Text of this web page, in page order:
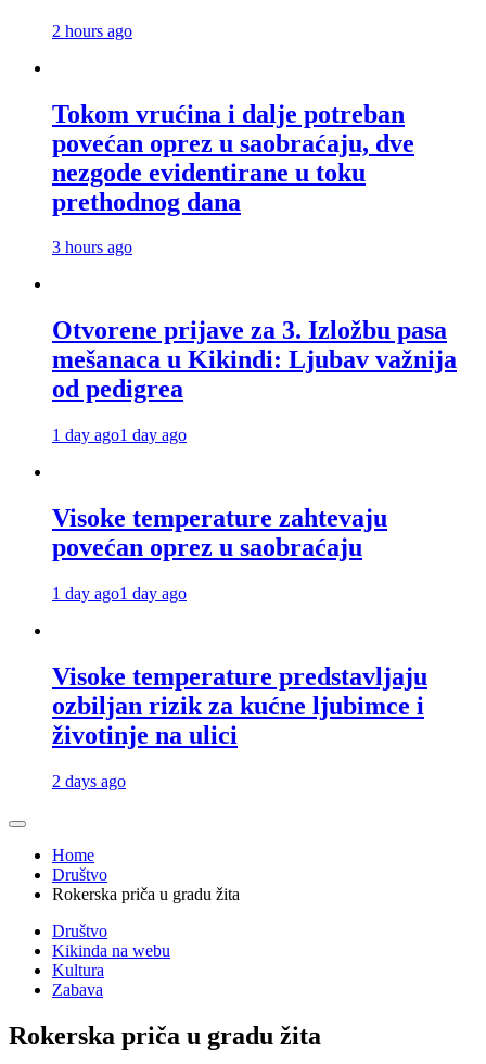
2 hours ago
Tokom vrućina i dalje potreban
povećan oprez u saobraćaju, dve
nezgode evidentirane u toku
prethodnog dana
3 hours ago
Otvorene prijave za 3. Izložbu pasa
mešanaca u Kikindi: Ljubav važnija
od pedigrea
1 day ago1 day ago
Visoke temperature zahtevaju
povećan oprez u saobraćaju
1 day ago1 day ago
Visoke temperature predstavljaju
ozbiljan rizik za kućne ljubimce i
životinje na ulici
2 days ago
Home
Društvo
Rokerska priča u gradu žita
Društvo
Kikinda na webu
Kultura
Zabava
Rokerska priča u gradu žita